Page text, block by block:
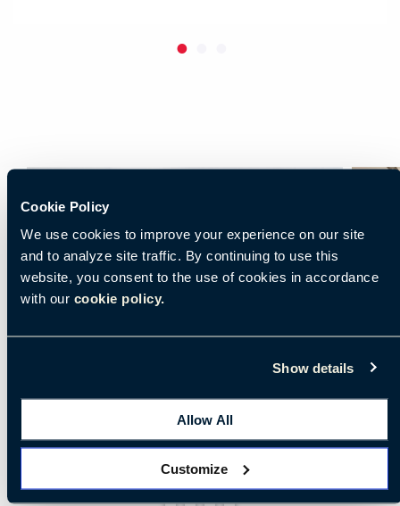
Cookie Policy
We use cookies to improve your experience on our site
and to analyze site traffic. By continuing to use this
website, you consent to the use of cookies in accordance
with our cookie policy.
Show details
Allow All
Customize